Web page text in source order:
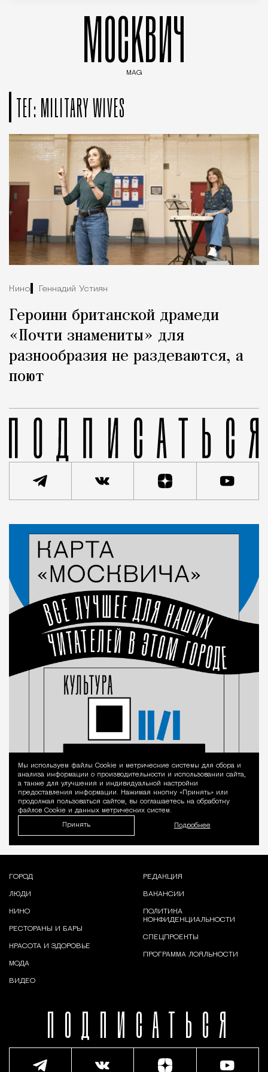
МОСКВИЧ
MAG
ТЕГ: MILITARY WIVES
Кино Геннадий Устиян
Героини британской драмеди
«Почти знамениты» для
разнообразия не раздеваются, а
поют
Уведомление
Мы используем файлы Сookie и метрические системы для сбора и
анализа информации о производительности и использовании сайта,
а также для улучшения и индивидуальной настройки
предоставления информации. Нажимая кнопку «Принять» или
продолжая пользоваться сайтом, вы соглашаетесь на обработку
файлов Cookie и данных метрических систем.
Принять Подробнее
ПОДПИСАТЬСЯ
ГОРОД
ЛЮДИ
КИНО
РЕСТОРАНЫ И БАРЫ
КРАСОТА И ЗДОРОВЬЕ
МОДА
ВИДЕО
РЕДАКЦИЯ
ВАКАНСИИ
ПОЛИТИКА
КОНФИДЕНЦИАЛЬНОСТИ
СПЕЦПРОЕКТЫ
ПРОГРАММА ЛОЯЛЬНОСТИ